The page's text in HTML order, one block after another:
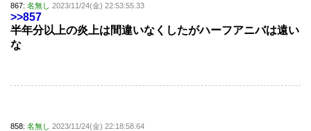
867: 名無し 2023/11/24(金) 22:53:55.33
>>857
半年分以上の炎上は間違いなくしたがハーフアニバは遠い
な
858: 名無し 2023/11/24(金) 22:18:58.64